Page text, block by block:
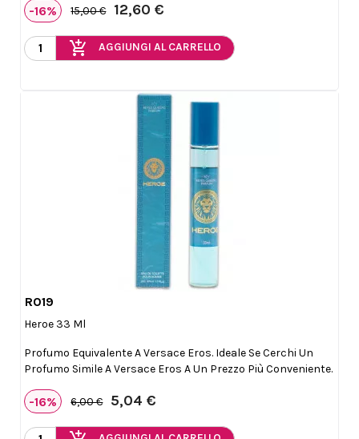
-16% 15,00 € 12,60 €
add_shopping_cart AGGIUNGI AL CARRELLO
R019
Heroe 33 Ml
Profumo Equivalente A Versace Eros. Ideale Se Cerchi Un
Profumo Simile A Versace Eros A Un Prezzo Più Conveniente.
-16% 6,00 € 5,04 €